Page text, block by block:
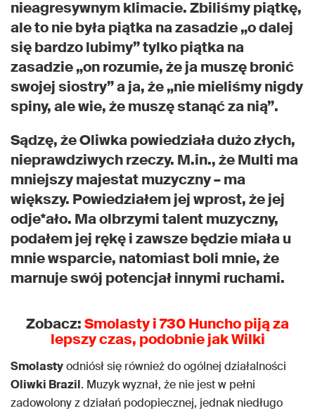
nieagresywnym klimacie. Zbiliśmy piątkę,
ale to nie była piątka na zasadzie „o dalej
się bardzo lubimy” tylko piątka na
zasadzie „on rozumie, że ja muszę bronić
swojej siostry” a ja, że „nie mieliśmy nigdy
spiny, ale wie, że muszę stanąć za nią”.
Sądzę, że Oliwka powiedziała dużo złych,
nieprawdziwych rzeczy. M.in., że Multi ma
mniejszy majestat muzyczny – ma
większy. Powiedziałem jej wprost, że jej
odje*ało. Ma olbrzymi talent muzyczny,
podałem jej rękę i zawsze będzie miała u
mnie wsparcie, natomiast boli mnie, że
marnuje swój potencjał innymi ruchami.
Zobacz:Smolasty i 730 Huncho piją za
lepszy czas, podobnie jak Wilki
Smolastyodniósł się również do ogólnej działalności
Oliwki Brazil. Muzyk wyznał, że nie jest w pełni
zadowolony z działań podopiecznej, jednak niedługo